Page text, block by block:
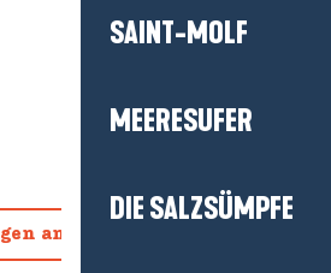
SAINT-MOLF
MEERESUFER
DIE SALZSÜMPFE
anzeigen